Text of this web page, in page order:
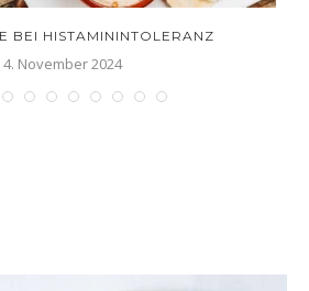
BEI HISTAMININTOLERANZ
4. November 2024